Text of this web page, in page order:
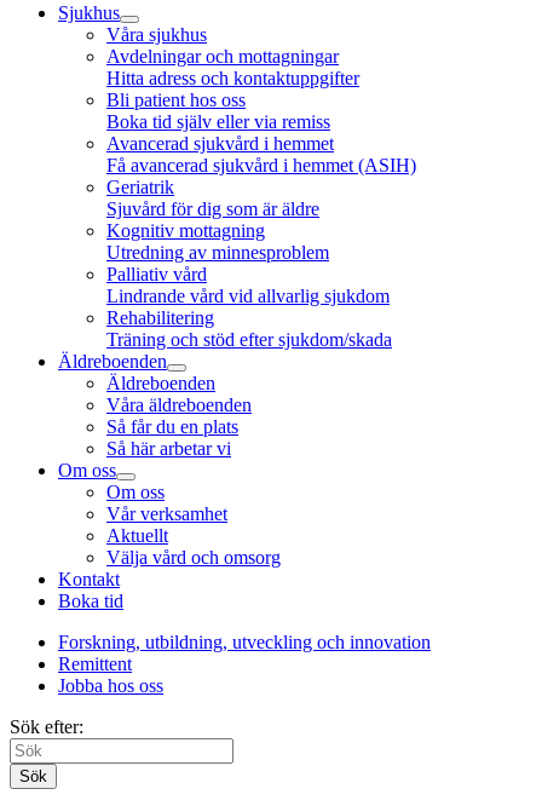
Sjukhus
Våra sjukhus
Avdelningar och mottagningar
Hitta adress och kontaktuppgifter
Bli patient hos oss
Boka tid själv eller via remiss
Avancerad sjukvård i hemmet
Få avancerad sjukvård i hemmet (ASIH)
Geriatrik
Sjuvård för dig som är äldre
Kognitiv mottagning
Utredning av minnesproblem
Palliativ vård
Lindrande vård vid allvarlig sjukdom
Rehabilitering
Träning och stöd efter sjukdom/skada
Äldreboenden
Äldreboenden
Våra äldreboenden
Så får du en plats
Så här arbetar vi
Om oss
Om oss
Vår verksamhet
Aktuellt
Välja vård och omsorg
Kontakt
Boka tid
Forskning, utbildning, utveckling och innovation
Remittent
Jobba hos oss
Sök efter:
Sök